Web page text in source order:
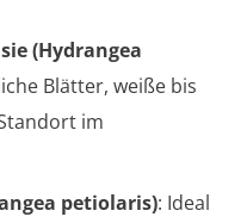
(Hydrangea
Blätter, weiße bis
im
petiolaris): Ideal